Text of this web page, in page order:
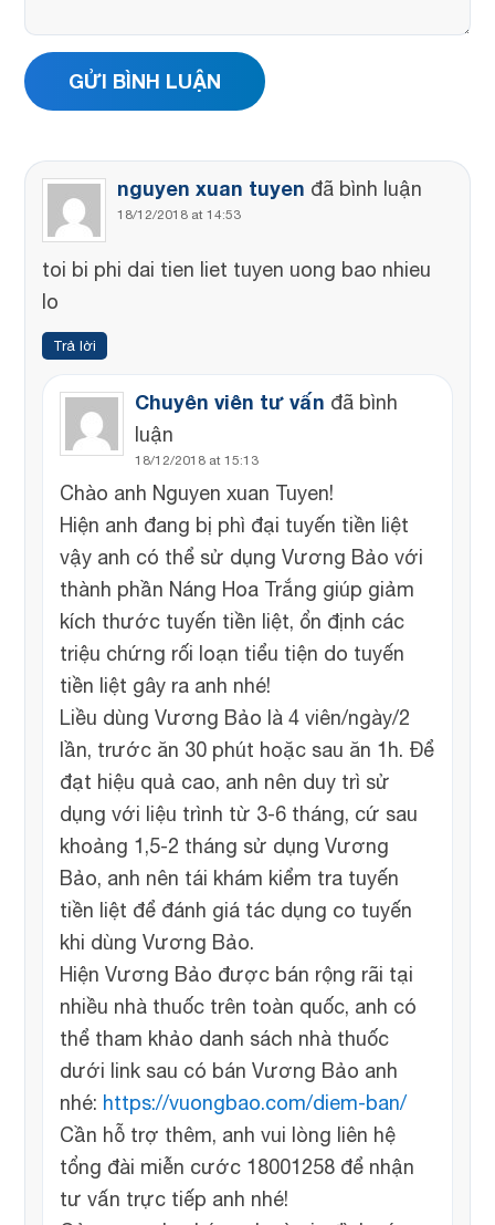
nguyen xuan tuyen đã bình luận
18/12/2018 at 14:53
toi bi phi dai tien liet tuyen uong bao nhieu
lo
Trả lời
Chuyên viên tư vấn đã bình
luận
18/12/2018 at 15:13
Chào anh Nguyen xuan Tuyen!
Hiện anh đang bị phì đại tuyến tiền liệt
vậy anh có thể sử dụng Vương Bảo với
thành phần Náng Hoa Trắng giúp giảm
kích thước tuyến tiền liệt, ổn định các
triệu chứng rối loạn tiểu tiện do tuyến
tiền liệt gây ra anh nhé!
Liều dùng Vương Bảo là 4 viên/ngày/2
lần, trước ăn 30 phút hoặc sau ăn 1h. Để
đạt hiệu quả cao, anh nên duy trì sử
dụng với liệu trình từ 3-6 tháng, cứ sau
khoảng 1,5-2 tháng sử dụng Vương
Bảo, anh nên tái khám kiểm tra tuyến
tiền liệt để đánh giá tác dụng co tuyến
khi dùng Vương Bảo.
Hiện Vương Bảo được bán rộng rãi tại
nhiều nhà thuốc trên toàn quốc, anh có
thể tham khảo danh sách nhà thuốc
dưới link sau có bán Vương Bảo anh
nhé: https://vuongbao.com/diem-ban/
Cần hỗ trợ thêm, anh vui lòng liên hệ
tổng đài miễn cước 18001258 để nhận
tư vấn trực tiếp anh nhé!